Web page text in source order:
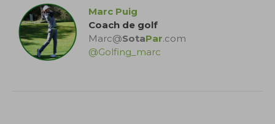
Marc Puig
Coach de golf
Marc@SotaPar.com
@Golfing_marc